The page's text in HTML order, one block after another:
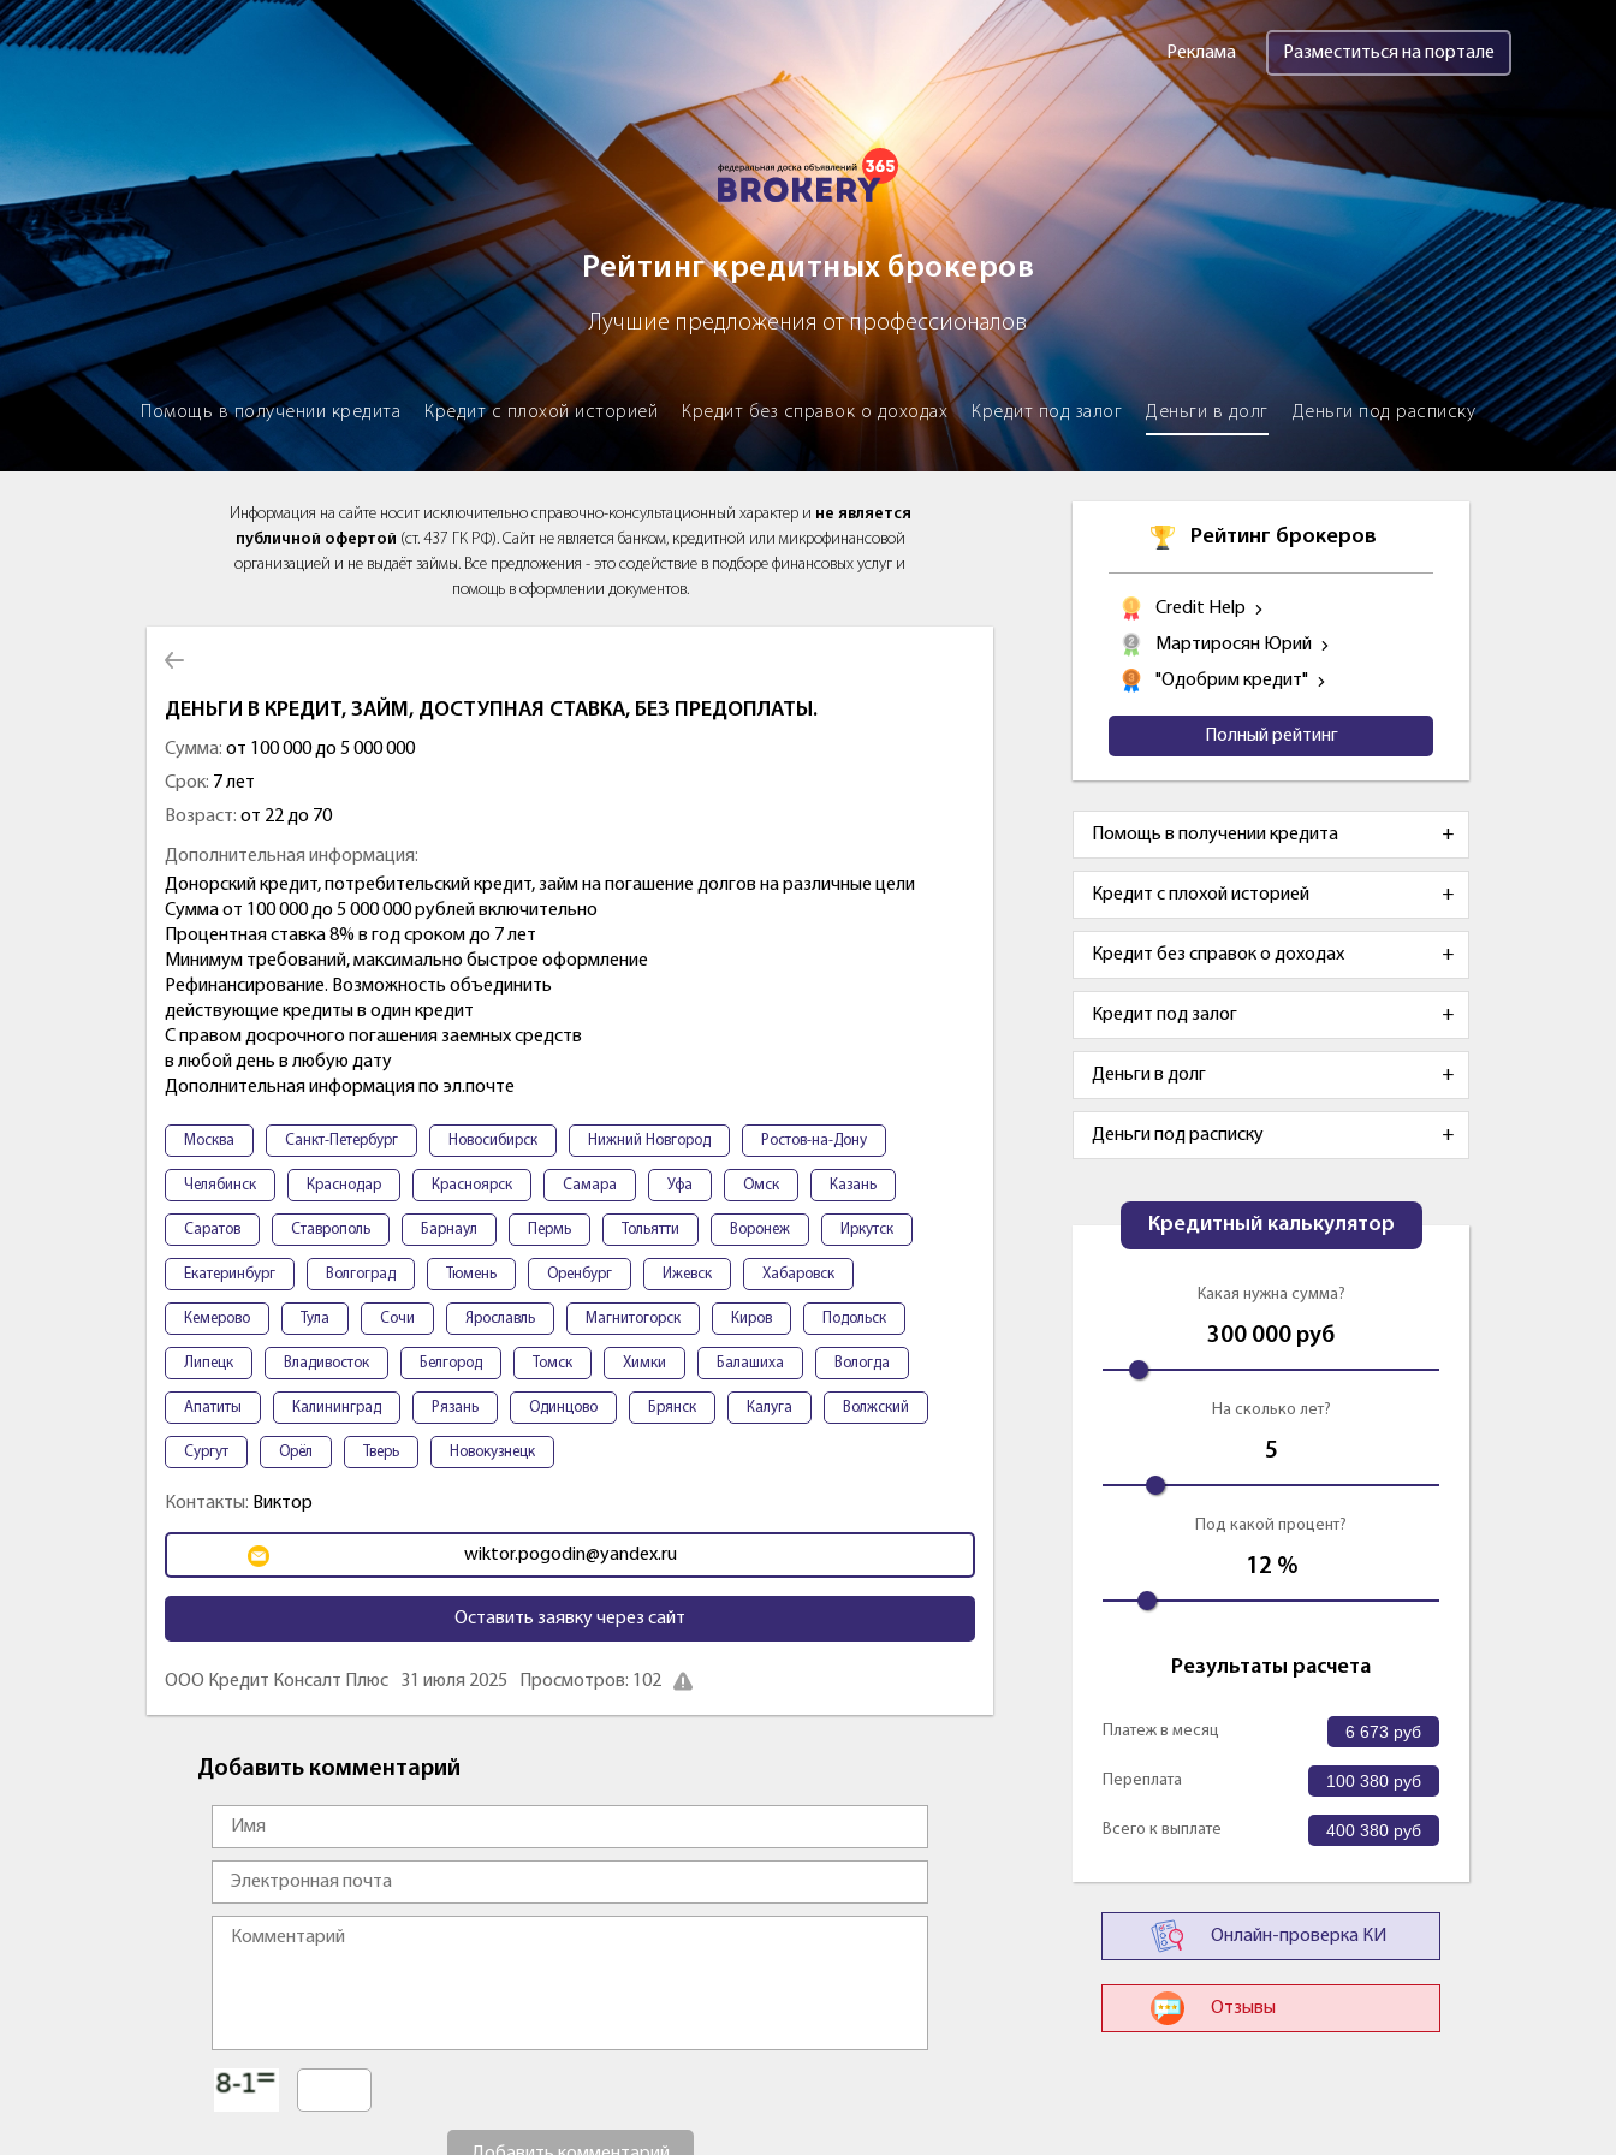
Brokery365 - Рейтинг кредитных брокеров
Реклама Разместиться на портале
Рейтинг кредитных брокеров
Лучшие предложения от профессионалов
Помощь в получении кредита Кредит с плохой историей Кредит без справок о доходах Кредит под залог Деньги в долг Деньги под расписку
Информация на сайте носит исключительно справочно-консультационный характер и не является
публичной офертой (ст. 437 ГК РФ). Сайт не является банком, кредитной или микрофинансовой
организацией и не выдаёт займы. Все предложения - это содействие в подборе финансовых услуг и
помощь в оформлении документов.
ДЕНЬГИ В КРЕДИТ, ЗАЙМ, ДОСТУПНАЯ СТАВКА, БЕЗ ПРЕДОПЛАТЫ.
Сумма: от 100 000 до 5 000 000
Срок: 7 лет
Возраст: от 22 до 70
Дополнительная информация:
Донорский кредит, потребительский кредит, займ на погашение долгов на различные цели
Сумма от 100 000 до 5 000 000 рублей включительно
Процентная ставка 8% в год сроком до 7 лет
Минимум требований, максимально быстрое оформление
Рефинансирование. Возможность объединить
действующие кредиты в один кредит
С правом досрочного погашения заемных средств
в любой день в любую дату
Дополнительная информация по эл.почте
Москва Санкт-Петербург Новосибирск Нижний Новгород Ростов-на-Дону
Челябинск Краснодар Красноярск Самара Уфа Омск Казань
Саратов Ставрополь Барнаул Пермь Тольятти Воронеж Иркутск
Екатеринбург Волгоград Тюмень Оренбург Ижевск Хабаровск
Кемерово Тула Сочи Ярославль Магнитогорск Киров Подольск
Липецк Владивосток Белгород Томск Химки Балашиха Вологда
Апатиты Калининград Рязань Одинцово Брянск Калуга Волжский
Сургут Орёл Тверь Новокузнецк
Контакты: Виктор
wiktor.pogodin@yandex.ru
Оставить заявку через сайт
ООО Кредит Консалт Плюс 31 июля 2025 Просмотров: 102
Добавить комментарий
Рейтинг брокеров
Credit Help
Мартиросян Юрий
"Одобрим кредит"
Полный рейтинг
Помощь в получении кредита
Кредит с плохой историей
Кредит без справок о доходах
Кредит под залог
Деньги в долг
Деньги под расписку
Кредитный калькулятор
Какая нужна сумма?
300 000 руб
На сколько лет?
5
Под какой процент?
12 %
Результаты расчета
Платеж в месяц 6 673 руб
Переплата 100 380 руб
Всего к выплате 400 380 руб
Онлайн-проверка КИ
Отзывы